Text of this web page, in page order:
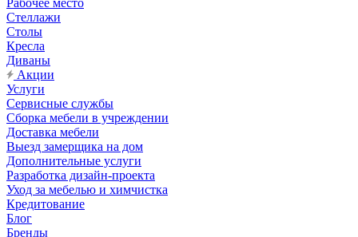
Рабочее место
Стеллажи
Столы
Кресла
Диваны
Акции
Услуги
Сервисные службы
Сборка мебели в учреждении
Доставка мебели
Выезд замерщика на дом
Дополнительные услуги
Разработка дизайн-проекта
Уход за мебелью и химчистка
Кредитование
Блог
Бренды